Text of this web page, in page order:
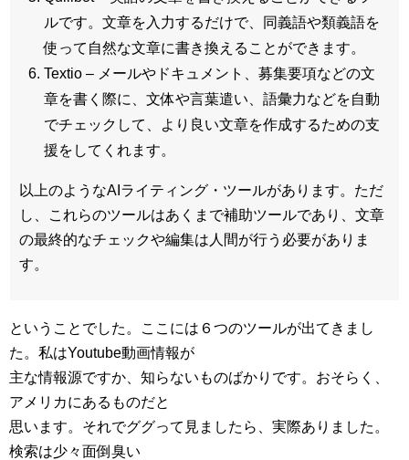
ルです。文章を入力するだけで、同義語や類義語を
使って自然な文章に書き換えることができます。
Textio – メールやドキュメント、募集要項などの文
章を書く際に、文体や言葉遣い、語彙力などを自動
でチェックして、より良い文章を作成するための支
援をしてくれます。
以上のようなAIライティング・ツールがあります。ただ
し、これらのツールはあくまで補助ツールであり、文章
の最終的なチェックや編集は人間が行う必要がありま
す。
ということでした。ここには６つのツールが出てきまし
た。私はYoutube動画情報が
主な情報源ですか、知らないものばかりです。おそらく、
アメリカにあるものだと
思います。それでググって見ましたら、実際ありました。
検索は少々面倒臭い